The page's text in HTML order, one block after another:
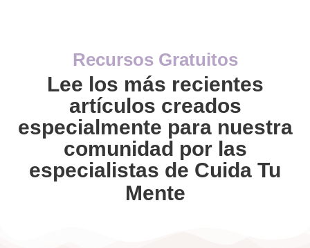
Recursos Gratuitos
Lee los más recientes
artículos creados
especialmente para nuestra
comunidad por las
especialistas de Cuida Tu
Mente